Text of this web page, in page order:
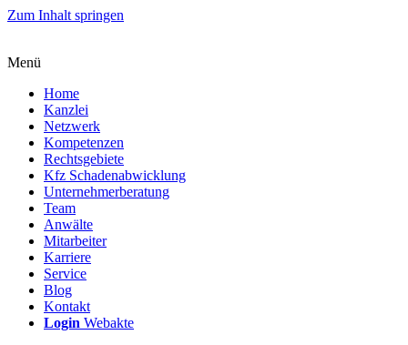
Zum Inhalt springen
Menü
Home
Kanzlei
Netzwerk
Kompetenzen
Rechtsgebiete
Kfz Schadenabwicklung
Unternehmerberatung
Team
Anwälte
Mitarbeiter
Karriere
Service
Blog
Kontakt
Login Webakte